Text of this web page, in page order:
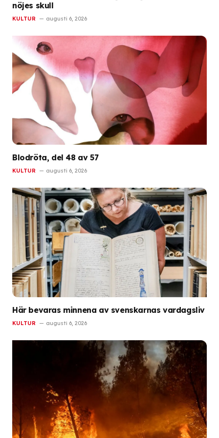
nöjes skull
KULTUR augusti 6, 2026
Blodröta, del 48 av 57
KULTUR augusti 6, 2026
Här bevaras minnena av svenskarnas vardagsliv
KULTUR augusti 6, 2026